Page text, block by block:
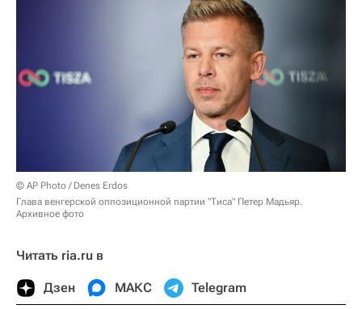
© AP Photo / Denes Erdos
Глава венгерской оппозиционной партии "Тиса" Петер Мадьяр.
Архивное фото
Читать ria.ru в
Дзен МАКС Telegram